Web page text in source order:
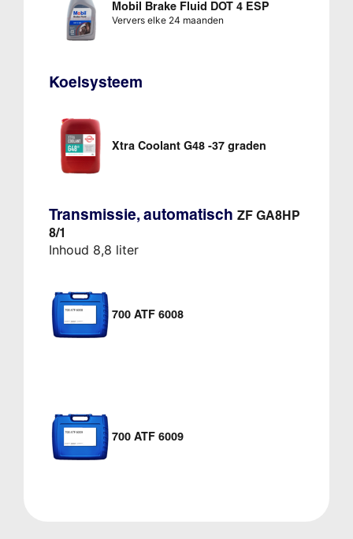
Mobil Brake Fluid DOT 4 ESP
Ververs elke 24 maanden
Koelsysteem
Xtra Coolant G48 -37 graden
Transmissie, automatisch ZF GA8HP
8/1
Inhoud 8,8 liter
700 ATF 6008
700 ATF 6009